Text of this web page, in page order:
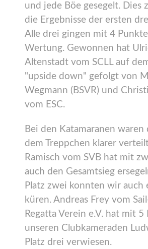
und jede Böe gesegelt. Dies
die Ergebnisse der ersten
Alle drei gingen mit 4
Wertung. Gewonnen hat
Altenstadt vom SCLL auf
"upside down" gefolgt von
Wegmann (BSVR) und
vom ESC.
Bei den Katamaranen waren
dem Treppchen klarer
Ramisch vom SVB hat mit
auch den Gesamtsieg
Platz zwei konnten wir auch
küren. Andreas Frey vom
Regatta Verein e.V. hat mit 5
unseren Clubkameraden
Platz drei verwiesen.